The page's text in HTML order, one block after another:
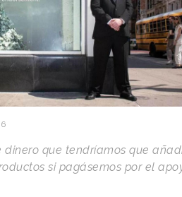
que tendríamos que
si pagásemos por el